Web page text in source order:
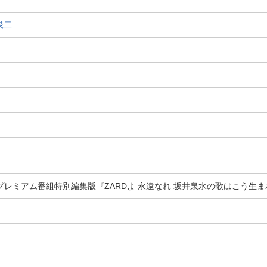
二
ミアム番組特別編集版『ZARDよ 永遠なれ 坂井泉水の歌はこう生ま